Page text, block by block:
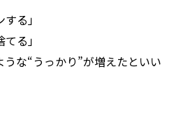
る」
る」
な“うっかり”が増えたといい